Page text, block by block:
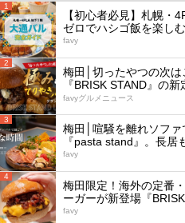
1
【初心者必見】札幌・
ゼロでハシゴ飯を楽し
favy
2
梅田│切ったやつの次
『BRISK STAND』の新
favyグルメニュース
3
梅田│喧騒を離れソフ
『pasta stand』。長居
favy
4
梅田限定！海外の定番
ーガーが新登場『BRISK
favy